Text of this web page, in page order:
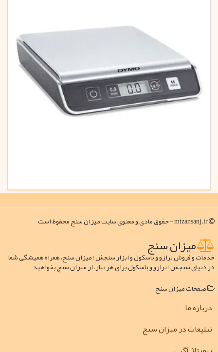
میزان سنج
خدمات و فروش ترازو و باسکول و ابزار سنجش ؛ میزان سنج، همراه همیشگی شما
در دنیای سنجش ؛ ترازو و باسکول برای هر نیاز، از میزان سنج بخواهید
صفحات میزان سنج
درباره ما
تبلیغات در میزان سنج